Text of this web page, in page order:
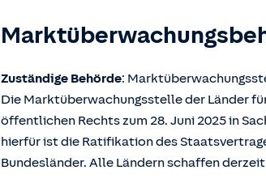
Zuständige Behörde:
Die Marktüberwachungsstelle der Länder
öffentlichen Rechts zum 28. Juni 2025 in
hierfür ist die Ratifikation des
Bundesländer. Alle Ländern schaffen